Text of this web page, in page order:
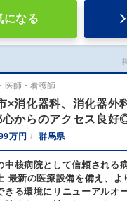
になる
医師・看護師
×消化器科、消化器
からのアクセス良好
万円 群馬県
中核病院として信頼される
最新の医療設備を備え、よ
きる環境にリニューアルオ